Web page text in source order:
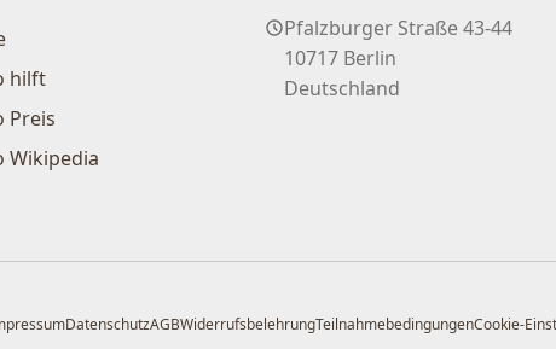
hilft
Preis
Wikipedia
Pfalzburger Straße 43-44
10717 Berlin
Deutschland
DatenschutzAGBWiderrufsbelehrungTeilnahmebedingungenCookie-